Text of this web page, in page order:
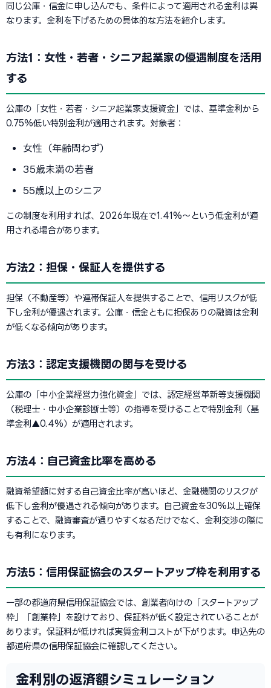
同じ公庫・信金に申し込んでも、条件によって適用される金利は異
なります。金利を下げるための具体的な方法を紹介します。
方法1：女性・若者・シニア起業家の優遇制度を活用
する
公庫の「女性・若者・シニア起業家支援資金」では、基準金利から
0.75%低い特別金利が適用されます。対象者：
女性（年齢問わず）
35歳未満の若者
55歳以上のシニア
この制度を利用すれば、2026年現在で1.41%〜という低金利が適
用される場合があります。
方法2：担保・保証人を提供する
担保（不動産等）や連帯保証人を提供することで、信用リスクが低
下し金利が優遇されます。公庫・信金ともに担保ありの融資は金利
が低くなる傾向があります。
方法3：認定支援機関の関与を受ける
公庫の「中小企業経営力強化資金」では、認定経営革新等支援機関
（税理士・中小企業診断士等）の指導を受けることで特別金利（基
準金利▲0.4%）が適用されます。
方法4：自己資金比率を高める
融資希望額に対する自己資金比率が高いほど、金融機関のリスクが
低下し金利が優遇される傾向があります。自己資金を30%以上確保
することで、融資審査が通りやすくなるだけでなく、金利交渉の際に
も有利になります。
方法5：信用保証協会のスタートアップ枠を利用する
一部の都道府県信用保証協会では、創業者向けの「スタートアップ
枠」「創業枠」を設けており、保証料が低く設定されていることが
あります。保証料が低ければ実質金利コストが下がります。申込先の
都道府県の信用保証協会に確認してください。
金利別の返済額シミュレーション